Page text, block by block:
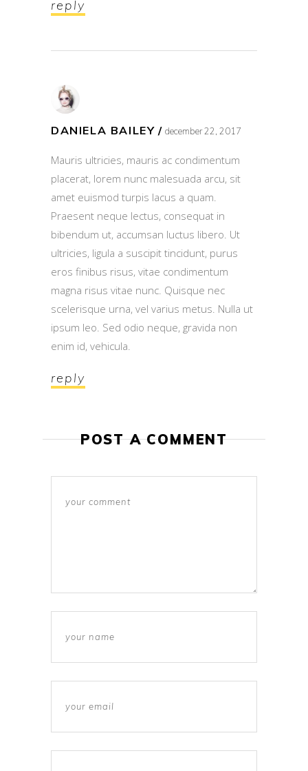
reply
DANIELA BAILEY december 22, 2017
Mauris ultricies, mauris ac condimentum
placerat, lorem nunc malesuada arcu, sit
amet euismod turpis lacus a quam.
Praesent neque lectus, consequat in
bibendum ut, accumsan luctus libero. Ut
ultricies, ligula a suscipit tincidunt, purus
eros finibus risus, vitae condimentum
magna risus vitae nunc. Quisque nec
scelerisque urna, vel varius metus. Nulla ut
ipsum leo. Sed odio neque, gravida non
enim id, vehicula.
reply
POST A COMMENT